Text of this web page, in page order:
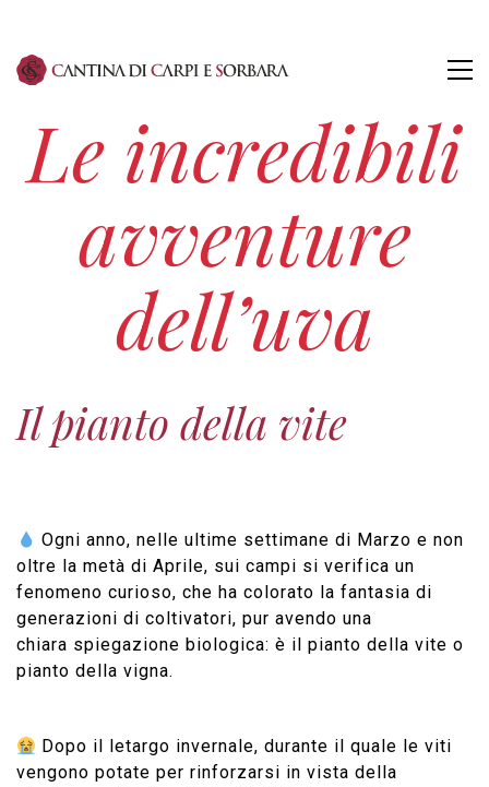
Le incredibili
avventure
dell’uva
Il pianto della vite
Ogni anno, nelle ultime settimane di Marzo e non
oltre la metà di Aprile, sui campi si verifica un
fenomeno curioso, che ha colorato la fantasia di
generazioni di coltivatori, pur avendo una
chiara spiegazione biologica: è il pianto della vite o
pianto della vigna.
Dopo il letargo invernale, durante il quale le viti
vengono potate per rinforzarsi in vista della